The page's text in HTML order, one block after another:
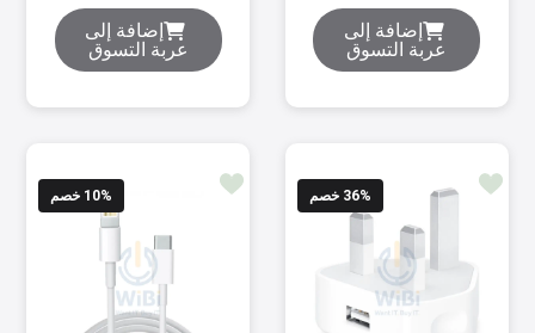
إضافة إلى
عربة التسوق
إضافة إلى
عربة التسوق
36% خصم 10% خصم